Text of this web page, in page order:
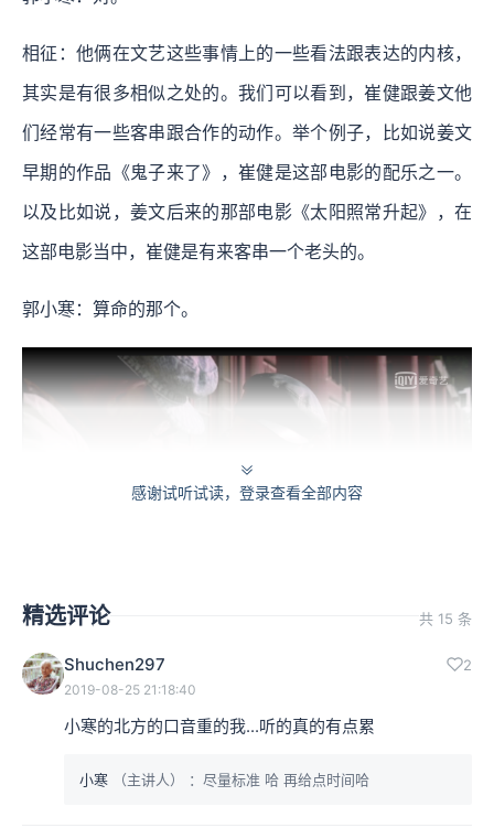
相征：他俩在文艺这些事情上的一些看法跟表达的内核，
其实是有很多相似之处的。我们可以看到，崔健跟姜文他
们经常有一些客串跟合作的动作。举个例子，比如说姜文
早期的作品《鬼子来了》，崔健是这部电影的配乐之一。
以及比如说，姜文后来的那部电影《太阳照常升起》，在
这部电影当中，崔健是有来客串一个老头的。
郭小寒：算命的那个。
作《纽约，我爱你》，这当中也有姜文老师的参与。姜文
片子当中就有出现一个小偷到一个酒吧里，然后那个小偷
感谢试听试读，登录查看全部内容
精选评论 共 15 条
Shuchen297 2
2019-08-25 21:18:40
小寒的北方的口音重的我...听的真的有点累
小寒 （主讲人） ：尽量标准 哈 再给点时间哈